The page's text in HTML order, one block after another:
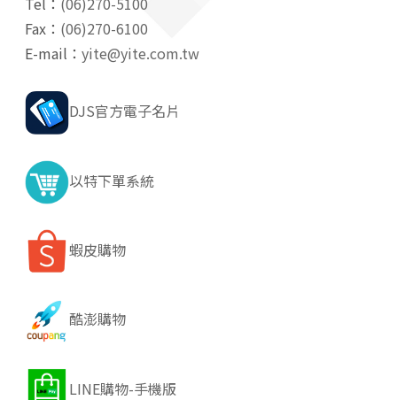
Fax： (06)270-6100
E-mail： yite@yite.com.tw
DJS官方電子名片
以特下單系統
蝦皮購物
酷澎購物
LINE購物-手機版